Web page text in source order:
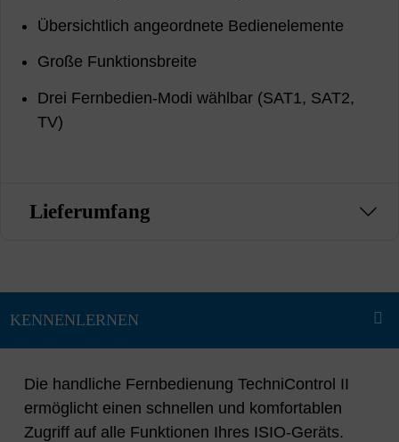
Übersichtlich angeordnete Bedienelemente
Große Funktionsbreite
Drei Fernbedien-Modi wählbar (SAT1, SAT2,
TV)
Lieferumfang
Die handliche Fernbedienung TechniControl II
ermöglicht einen schnellen und komfortablen
Zugriff auf alle Funktionen Ihres ISIO-Geräts.